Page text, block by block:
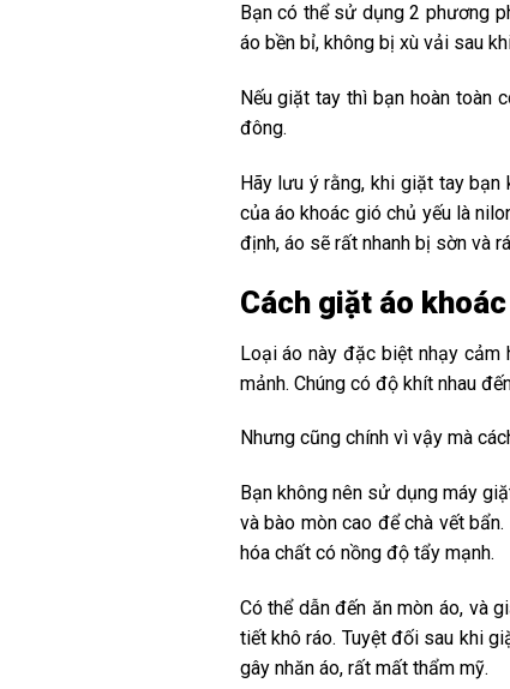
Bạn có thể sử dụng 2 phương
áo bền bỉ, không bị xù vải sau
Nếu giặt tay thì bạn hoàn toàn
đông.
Hãy lưu ý rằng, khi giặt tay
của áo khoác gió chủ yếu là
định, áo sẽ rất nhanh bị sờn và
Cách giặt áo
Loại áo này đặc biệt nhạy
mảnh. Chúng có độ khít nhau
Nhưng cũng chính vì vậy mà
Bạn không nên sử dụng máy
và bào mòn cao để chà vết
hóa chất có nồng độ tẩy mạnh.
Có thể dẫn đến ăn mòn áo, và
tiết khô ráo. Tuyệt đối sau khi
gây nhăn áo, rất mất thẩm mỹ.